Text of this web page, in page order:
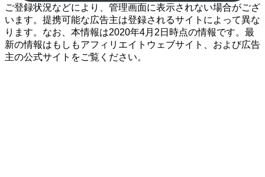
ご登録状況などにより、管理画面に表示されない場合がござ
います。提携可能な広告主は登録されるサイトによって異な
ります。なお、本情報は2020年4月2日時点の情報です。最
新の情報はもしもアフィリエイトウェブサイト、および広告
主の公式サイトをご覧ください。